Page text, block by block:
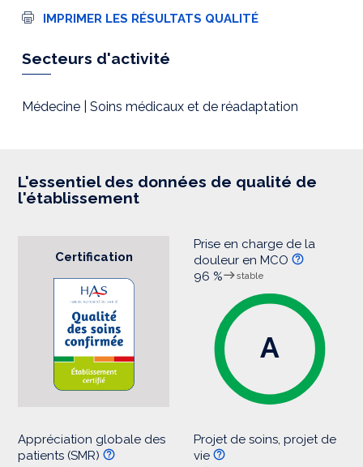
I
e
s
i
o
IMPRIMER LES RÉSULTATS QUALITÉ
Secteurs d'activité
Médecine | Soins médicaux et de réadaptation
L'essentiel des données de qualité de
l'établissement
Certification
Prise en charge de la
douleur en MCO
96 %
stable
A
Appréciation globale des
patients (SMR)
Projet de soins, projet de
vie